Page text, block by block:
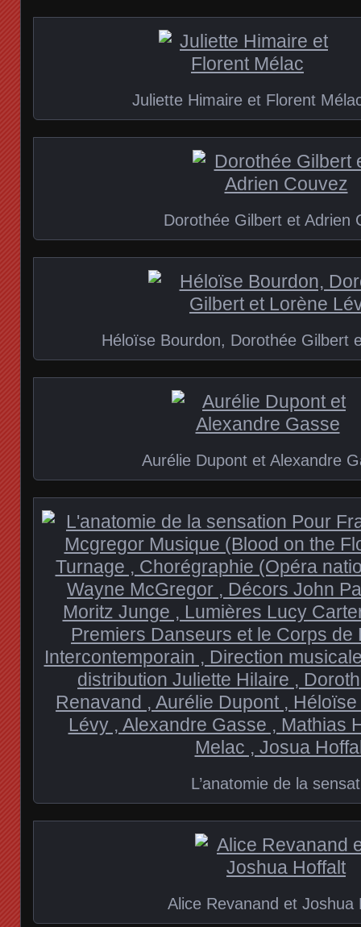
Juliette Himaire et Florent
Dorothée Gilbert et Adrien
Héloïse Bourdon, Dorothée Gilbert
Aurélie Dupont et Alexandre
L’anatomie de la
Alice Revanand et Joshua